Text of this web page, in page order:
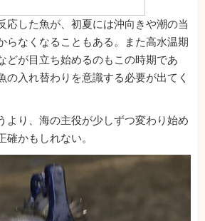
応した魚が、初夏には沖向きや潮の当
らなくなることもある。また高水温期
どが目立ち始めるのもこの時期であ
の入れ替わりを意識する必要が出てく
より、海の主役が少しずつ変わり始め
確かもしれない。